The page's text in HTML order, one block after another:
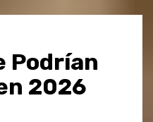
Podrían
2026